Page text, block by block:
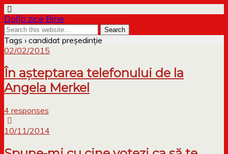
Dollo zice Bine
Tags › candidat președinție
02/02/2015
În așteptarea telefonului de la
Angela Merkel
4 responses
10/11/2014